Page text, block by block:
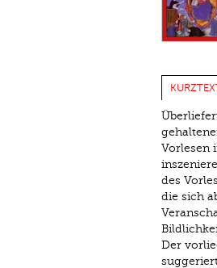
Vorlesen
des
die sich
Der